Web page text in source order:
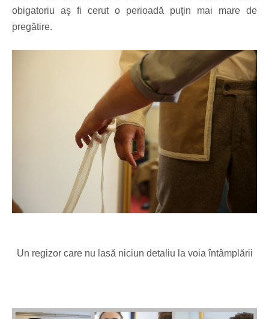
obigatoriu aş fi cerut o perioadă puţin mai mare de
pregătire.
Un regizor care nu lasă niciun detaliu la voia întâmplării